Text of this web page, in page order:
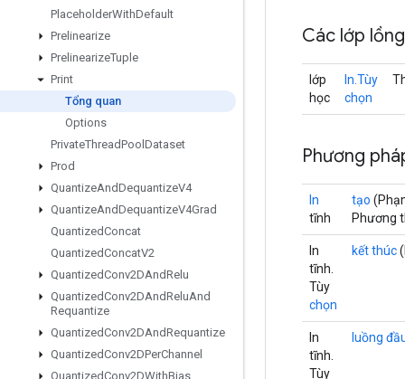
PlaceholderWithDefault
Prelinearize
PrelinearizeTuple
Print
Tổng quan
Options
PrivateThreadPool Dataset
Prod
QuantizeAndDequantizeV4
QuantizeAndDequantizeV4Grad
QuantizedConcat
QuantizedConcatV2
QuantizedConv2DAndRelu
QuantizedConv2DAndReluAnd
Requantize
QuantizedConv2DAndRequantize
QuantizedConv2DPerChannel
QuantizedConv2DWithBias
Các lớp
lớp
học
In.Tùy
chọn
Phương
In
tĩnh
tạo
Phương
In
tĩnh.
Tùy
chọn
kết thúc
In
tĩnh.
Tùy
luồng